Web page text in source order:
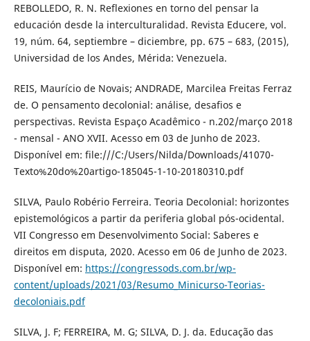
REBOLLEDO, R. N. Reflexiones en torno del pensar la
educación desde la interculturalidad. Revista Educere, vol.
19, núm. 64, septiembre – diciembre, pp. 675 – 683, (2015),
Universidad de los Andes, Mérida: Venezuela.
REIS, Maurício de Novais; ANDRADE, Marcilea Freitas Ferraz
de. O pensamento decolonial: análise, desafios e
perspectivas. Revista Espaço Acadêmico - n.202/março 2018
- mensal - ANO XVII. Acesso em 03 de Junho de 2023.
Disponível em: file:///C:/Users/Nilda/Downloads/41070-
Texto%20do%20artigo-185045-1-10-20180310.pdf
SILVA, Paulo Robério Ferreira. Teoria Decolonial: horizontes
epistemológicos a partir da periferia global pós-ocidental.
VII Congresso em Desenvolvimento Social: Saberes e
direitos em disputa, 2020. Acesso em 06 de Junho de 2023.
Disponível em: https://congressods.com.br/wp-
content/uploads/2021/03/Resumo_Minicurso-Teorias-
decoloniais.pdf
SILVA, J. F; FERREIRA, M. G; SILVA, D. J. da. Educação das